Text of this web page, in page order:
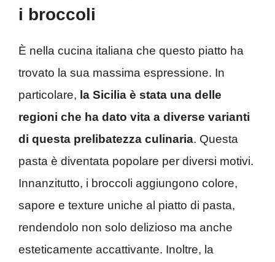
i broccoli
È nella cucina italiana che questo piatto ha
trovato la sua massima espressione. In
particolare, la Sicilia è stata una delle
regioni che ha dato vita a diverse varianti
di questa prelibatezza culinaria. Questa
pasta è diventata popolare per diversi motivi.
Innanzitutto, i broccoli aggiungono colore,
sapore e texture uniche al piatto di pasta,
rendendolo non solo delizioso ma anche
esteticamente accattivante. Inoltre, la